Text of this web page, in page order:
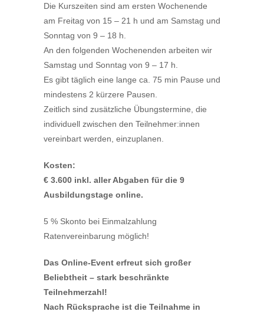
Die Kurszeiten sind am ersten Wochenende
am Freitag von 15 – 21 h und am Samstag und
Sonntag von 9 – 18 h.
An den folgenden Wochenenden arbeiten wir
Samstag und Sonntag von 9 – 17 h.
Es gibt täglich eine lange ca. 75 min Pause und
mindestens 2 kürzere Pausen.
Zeitlich sind zusätzliche Übungstermine, die
individuell zwischen den Teilnehmer:innen
vereinbart werden, einzuplanen.
Kosten:
€ 3.600 inkl. aller Abgaben für die 9
Ausbildungstage online.
5 % Skonto bei Einmalzahlung
Ratenvereinbarung möglich!
Das Online-Event erfreut sich großer
Beliebtheit – stark beschränkte
Teilnehmerzahl!
Nach Rücksprache ist die Teilnahme in